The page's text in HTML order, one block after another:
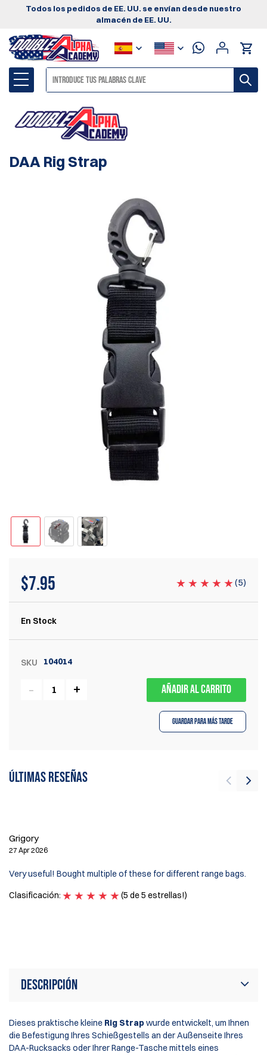
Todos los pedidos de EE. UU. se envían desde nuestro
almacén de EE. UU.
DAA Rig Strap
$7.95 (5)
En Stock
SKU 104014
AÑADIR AL CARRITO
Guardar para más tarde
Últimas reseñas
Grigory
27 Apr 2026
Very useful! Bought multiple of these for different range bags.
Clasificación:
(5 de 5 estrellas!)
Descripción
Dieses praktische kleine Rig Strapwurde entwickelt, um Ihnen
die Befestigung Ihres Schießgestells an der Außenseite Ihres
DAA-Rucksacks oder Ihrer Range-Tasche mittels eines